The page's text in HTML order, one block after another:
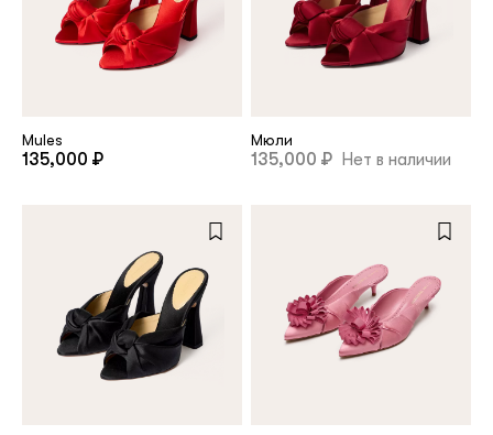
Mules
135,000 ₽
Мюли
135,000 ₽ Нет в наличии